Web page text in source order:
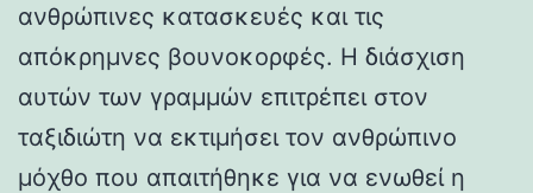
ανθρώπινες κατασκευές και τις
απόκρημνες βουνοκορφές. Η διάσχιση
αυτών των γραμμών επιτρέπει στον
ταξιδιώτη να εκτιμήσει τον ανθρώπινο
μόχθο που απαιτήθηκε για να ενωθεί η